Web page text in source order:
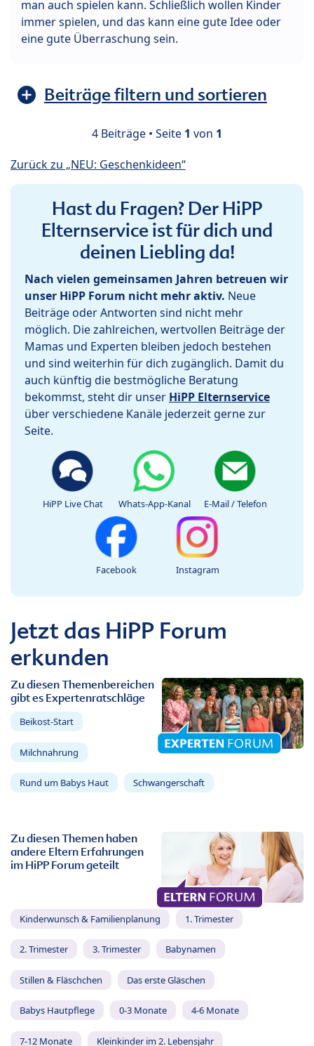
man auch spielen kann. Schließlich wollen Kinder
immer spielen, und das kann eine gute Idee oder
eine gute Überraschung sein.
Beiträge filtern und sortieren
4 Beiträge • Seite 1 von 1
Zurück zu „NEU: Geschenkideen“
Hast du Fragen? Der HiPP
Elternservice ist für dich und
deinen Liebling da!
Nach vielen gemeinsamen Jahren betreuen wir
unser HiPP Forum nicht mehr aktiv. Neue
Beiträge oder Antworten sind nicht mehr
möglich. Die zahlreichen, wertvollen Beiträge der
Mamas und Experten bleiben jedoch bestehen
und sind weiterhin für dich zugänglich. Damit du
auch künftig die bestmögliche Beratung
bekommst, steht dir unser HiPP Elternservice
über verschiedene Kanäle jederzeit gerne zur
Seite.
HiPP Live Chat Whats-App-Kanal E-Mail / Telefon
Facebook Instagram
Jetzt das HiPP Forum
erkunden
Zu diesen Themenbereichen
gibt es Expertenratschläge
Beikost-Start
Milchnahrung
Rund um Babys Haut Schwangerschaft
Zu diesen Themen haben
andere Eltern Erfahrungen
im HiPP Forum geteilt
Kinderwunsch & Familienplanung 1. Trimester
2. Trimester 3. Trimester Babynamen
Stillen & Fläschchen Das erste Gläschen
Babys Hautpflege 0-3 Monate 4-6 Monate
7-12 Monate Kleinkinder im 2. Lebensjahr